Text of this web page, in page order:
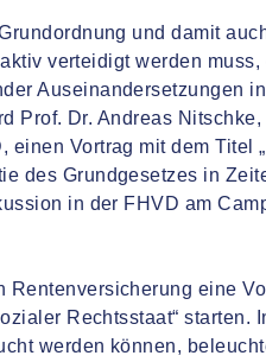
und damit
verteidigt werden
Auseinandersetzungen
Prof. Dr. Andreas
Vortrag mit dem Titel
des Grundgesetzes in
in der FHVD am
eine
Rechtsstaat“ starten.
werden können,